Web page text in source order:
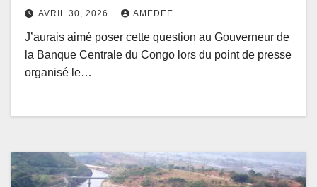
AVRIL 30, 2026 AMEDEE
J’aurais aimé poser cette question au Gouverneur de
la Banque Centrale du Congo lors du point de presse
organisé le…